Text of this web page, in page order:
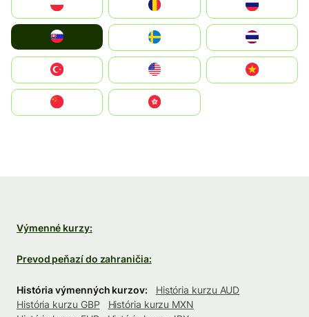
United States
中國香港特別行政區
Výmenné kurzy:
Prevod peňazí do zahraničia:
História výmenných kurzov:
História kurzu AUD
História kurzu GBP
História kurzu MXN